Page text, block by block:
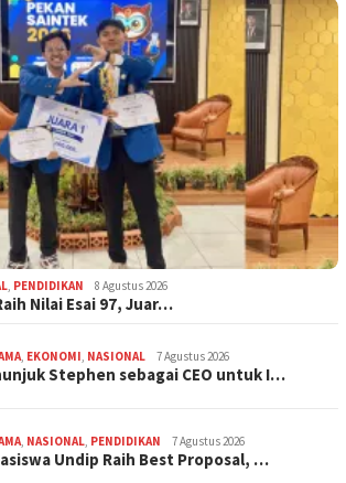
, PENDIDIKAN 8 Agustus 2026
Nilai Esai 97, Juar…
, EKONOMI, NASIONAL 7 Agustus 2026
Stephen sebagai CEO untuk I…
, NASIONAL, PENDIDIKAN 7 Agustus 2026
Undip Raih Best Proposal, …